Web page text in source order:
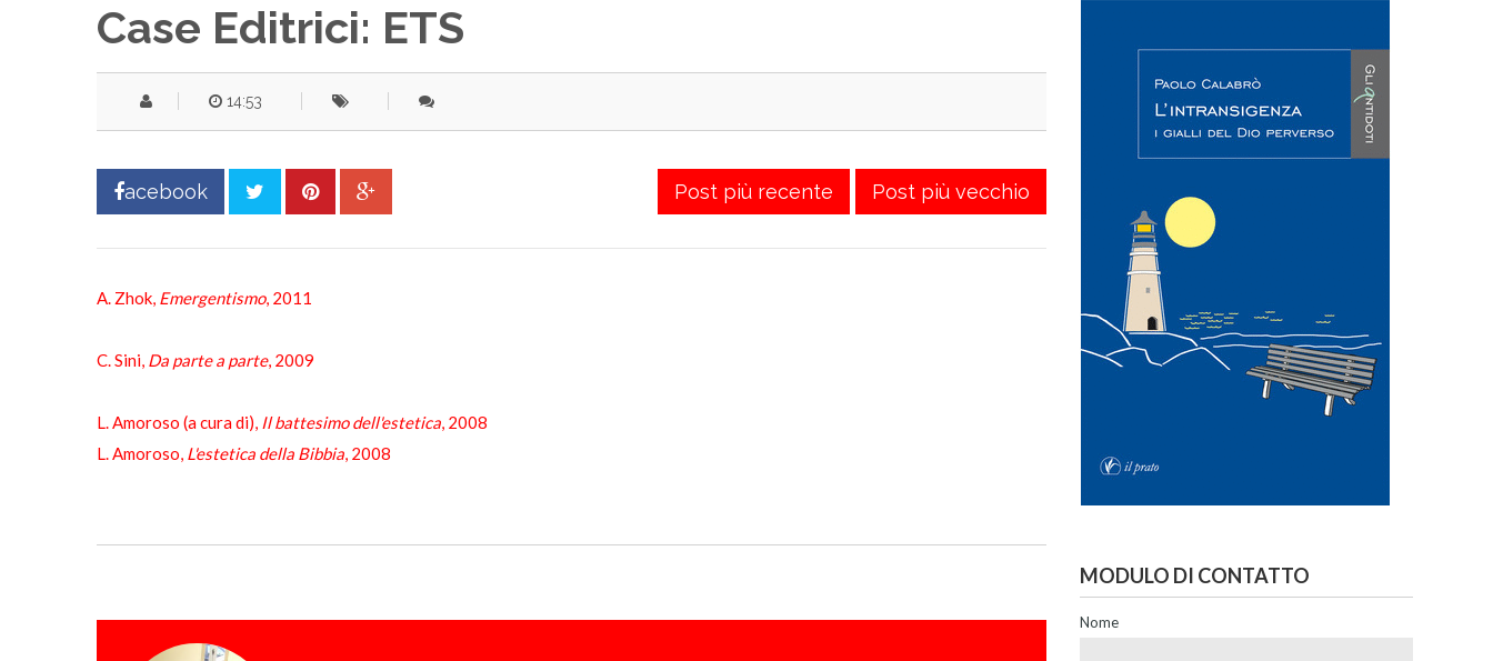
Case Editrici: ETS
14:53
acebook Post più recente Post più vecchio
A. Zhok, Emergentismo, 2011
C. Sini, Da parte a parte, 2009
L. Amoroso (a cura di), Il battesimo dell'estetica, 2008
L. Amoroso, L'estetica della Bibbia, 2008
MODULO DI CONTATTO
Nome